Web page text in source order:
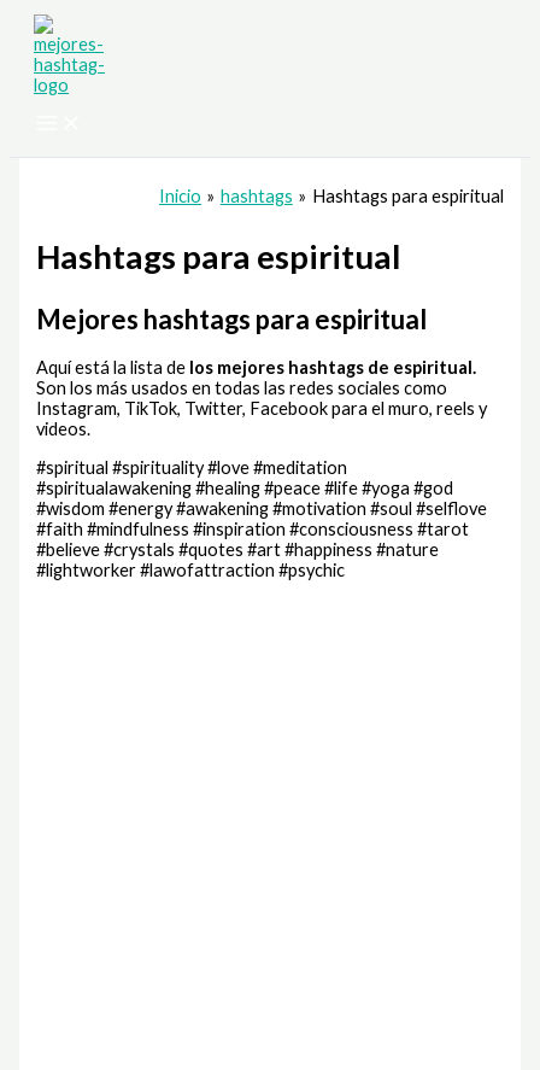
contenido
Inicio hashtags Hashtags para espiritual
Hashtags para espiritual
Mejores hashtags para espiritual
Aquí está la lista de los mejores hashtags de espiritual.
Son los más usados en todas las redes sociales como
Instagram, TikTok, Twitter, Facebook para el muro, reels y
videos.
#spiritual #spirituality #love #meditation
#spiritualawakening #healing #peace #life #yoga #god
#wisdom #energy #awakening #motivation #soul #selflove
#faith #mindfulness #inspiration #consciousness #tarot
#believe #crystals #quotes #art #happiness #nature
#lightworker #lawofattraction #psychic